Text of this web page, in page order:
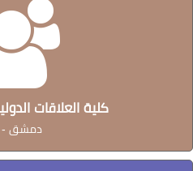
كلية العلاقات
دمشق -